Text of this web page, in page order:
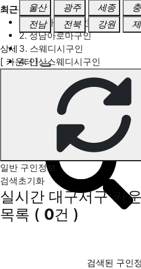
최근검색어
1. 일산마사지구인
2. 성남아로마구인
3. 스웨디시구인
4. 안산스웨디시구인
대구서구 카운터 구인정보
울산
광주 세종
전남
전북 강원
상세
[ 카운터 ]
일반 구인정보
검색초기화
실시간 대구서구 카
목록 ( 0건 )
검색된 구인